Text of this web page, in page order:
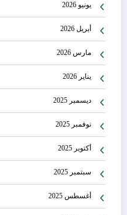
يونيو 2026
أبريل 2026
مارس 2026
يناير 2026
ديسمبر 2025
نوفمبر 2025
أكتوبر 2025
سبتمبر 2025
أغسطس 2025